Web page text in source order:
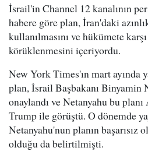
İsrail'in Channel 12 kanalının
habere göre plan, İran'daki
kullanılmasını ve hükümete
körüklenmesini içeriyordu.
New York Times'ın mart ayında
plan, İsrail Başbakanı Binyamin
onaylandı ve Netanyahu bu
Trump ile görüştü. O dönemde
Netanyahu'nun planın başarısız
olduğu da belirtilmişti.